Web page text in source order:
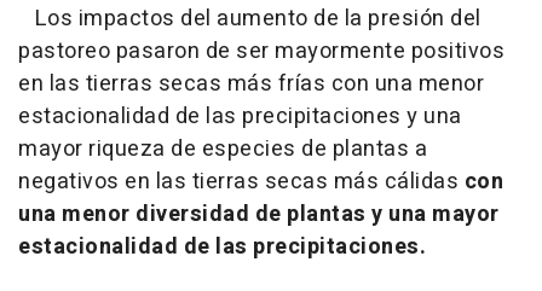
Los impactos del aumento de la presión del
pastoreo pasaron de ser mayormente positivos
en las tierras secas más frías con una menor
estacionalidad de las precipitaciones y una
mayor riqueza de especies de plantas a
negativos en las tierras secas más cálidas con
una menor diversidad de plantas y una mayor
estacionalidad de las precipitaciones.